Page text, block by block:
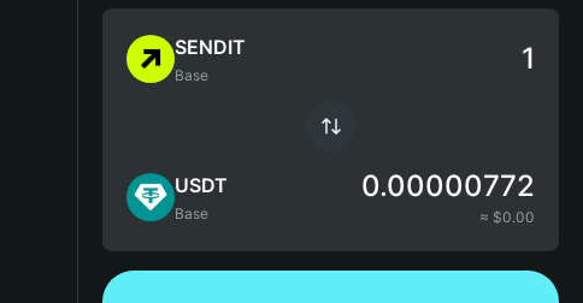
SENDIT
Base
USDT
Base
0.00000772
≈ $0.00